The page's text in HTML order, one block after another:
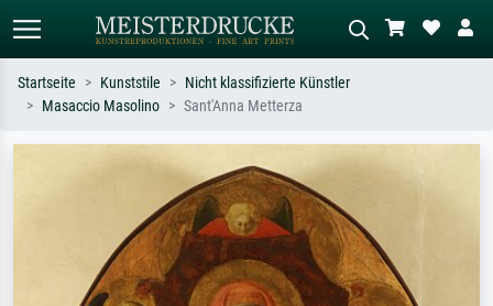
Suchen Sie nach Künstlern, Werktiteln
oder Stilen – z.B. Monet,
Sternennacht, Impressionismus, Welle
Hokusai, Akt.
Beschreiben Sie die Szene – z.B. Grüne
Wiese, Abstrakt mit viel Rot, Dunkles
Ölgemälde, Stehender Akt neben einem
Baum.
Startseite Kunststile
Nicht klassifizierte Künstler
Masaccio Masolino
Sant'Anna Metterza